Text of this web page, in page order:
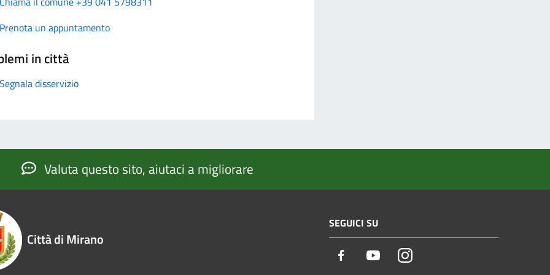
Prenota un appuntamento
in città
Segnala disservizio
Valuta questo sito, aiutaci a migliorare
Città di Mirano
SEGUICI SU
Facebook YoutubeInstagram